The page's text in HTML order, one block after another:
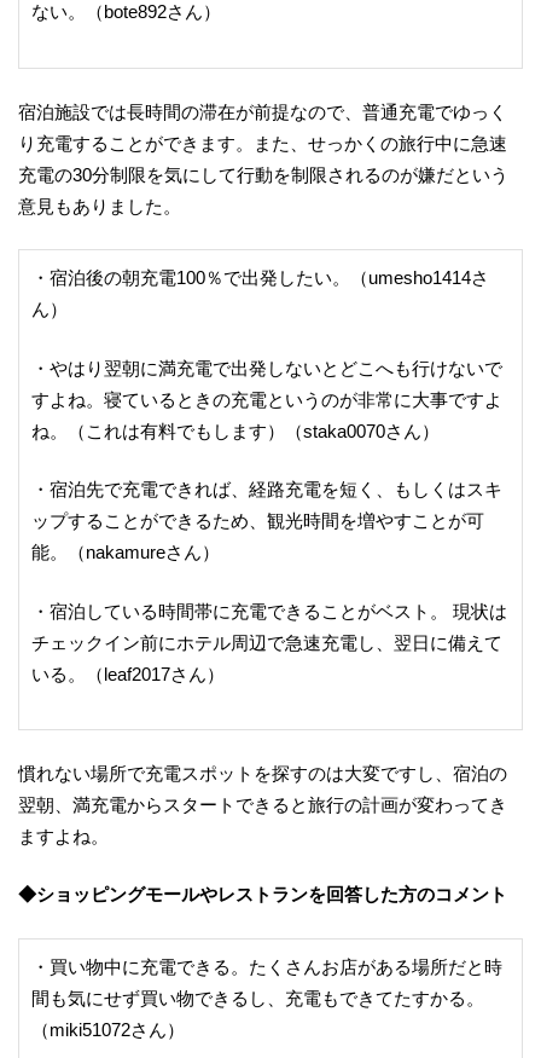
ない。（bote892さん）
宿泊施設では長時間の滞在が前提なので、普通充電でゆっく
り充電することができます。また、せっかくの旅行中に急速
充電の30分制限を気にして行動を制限されるのが嫌だという
意見もありました。
・宿泊後の朝充電100％で出発したい。（umesho1414さ
ん）
・やはり翌朝に満充電で出発しないとどこへも行けないで
すよね。寝ているときの充電というのが非常に大事ですよ
ね。（これは有料でもします）（staka0070さん）
・宿泊先で充電できれば、経路充電を短く、もしくはスキ
ップすることができるため、観光時間を増やすことが可
能。（nakamureさん）
・宿泊している時間帯に充電できることがベスト。 現状は
チェックイン前にホテル周辺で急速充電し、翌日に備えて
いる。（leaf2017さん）
慣れない場所で充電スポットを探すのは大変ですし、宿泊の
翌朝、満充電からスタートできると旅行の計画が変わってき
ますよね。
◆ショッピングモールやレストランを回答した方のコメント
・買い物中に充電できる。たくさんお店がある場所だと時
間も気にせず買い物できるし、充電もできてたすかる。
（miki51072さん）